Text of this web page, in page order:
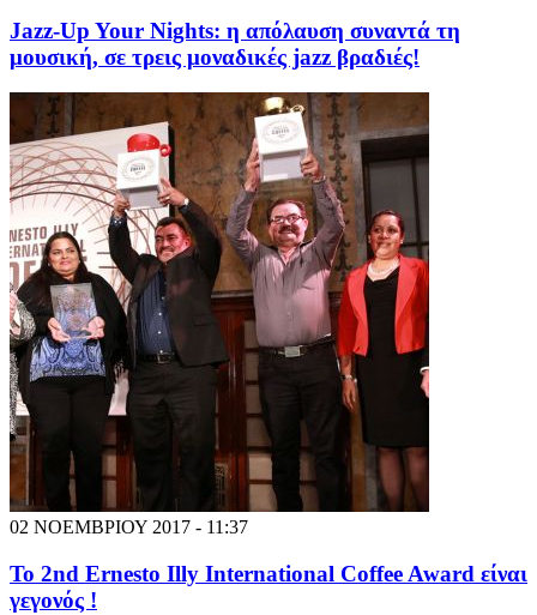
Jazz-Up Your Nights: η απόλαυση συναντά τη
μουσική, σε τρεις μοναδικές jazz βραδιές!
02 ΝΟΕΜΒΡΙΟΥ 2017 - 11:37
To 2nd Ernesto Illy International Coffee Award είναι
γεγονός !